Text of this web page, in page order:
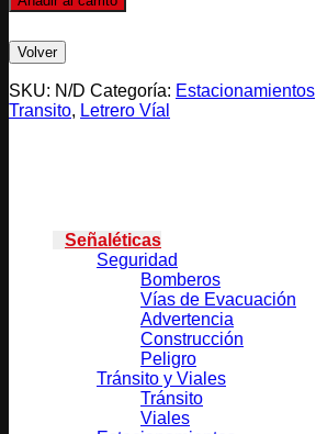
SKU: N/D Categoría: Estacionamientos
Transito, Letrero Víal
Señaléticas
Seguridad
Bomberos
Vías de Evacuación
Advertencia
Construcción
Peligro
Tránsito y Viales
Tránsito
Viales